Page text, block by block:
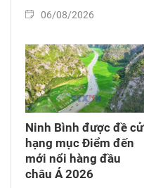
06/08/2026
Ninh Bình được đề cử
hạng mục Điểm đến
mới nổi hàng đầu
châu Á 2026